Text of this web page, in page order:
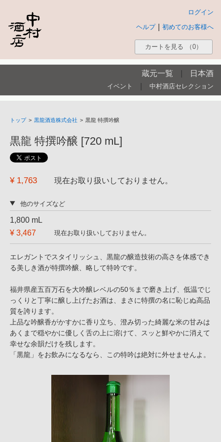
ログイン
初めてのお客様へ
ヘルプ
カートを見る （0）
蔵元一覧 日本酒
イベント 中村酒店セレクション
トップ > 黒龍酒造株式会社 > 黒龍 特撰吟醸
黒龍 特撰吟醸 [720 mL]
¥ 1,763 現在お取り扱いしておりません。
他のサイズなど
1,800 mL
¥ 3,467
現在お取り扱いしておりません。
エレガントでスタイリッシュ、黒龍の醸造技術の高さを体感でき
る美しき酒が特撰吟醸、略して特吟です。
福井県産五百万石を大吟醸レベルの50％まで磨き上げ、低温でじ
っくりと丁寧に醸し上げたお酒は、まさに特撰の名に恥じぬ高品
質を誇ります。
上品な吟醸香がかすかに香り立ち、澄み切った綺麗な米の甘みは
あくまで穏やかに優しく舌の上に溶けて、スッと鮮やかに消えて
幸せな余韻だけを残します。
「黒龍」をお飲みになるなら、この特吟は絶対に外せませんよ。